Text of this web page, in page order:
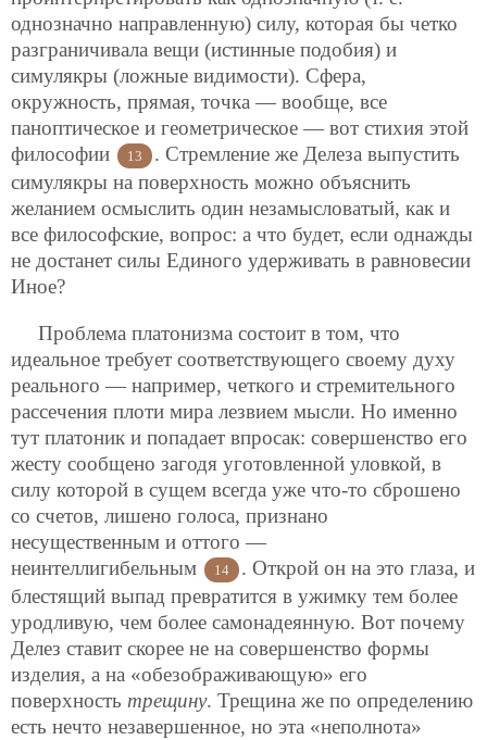
однозначно направленную) силу, которая бы четко
разграничивала вещи (истинные подобия) и
симулякры (ложные видимости). Сфера,
окружность, прямая, точка — вообще, все
паноптическое и геометрическое — вот стихия этой
философии
13
. Стремление же Делеза выпустить
симулякры на поверхность можно объяснить
желанием осмыслить один незамысловатый, как и
все философские, вопрос: а что будет, если однажды
не достанет силы Единого удерживать в равновесии
Иное?
Проблема платонизма состоит в том, что
идеальное требует соответствующего своему духу
реального — например, четкого и стремительного
рассечения плоти мира лезвием мысли. Но именно
тут платоник и попадает впросак: совершенство его
жесту сообщено загодя уготовленной уловкой, в
силу которой в сущем всегда уже что-то сброшено
со счетов, лишено голоса, признано
несущественным и оттого —
неинтеллигибельным
14
. Открой он на это глаза, и
блестящий выпад превратится в ужимку тем более
уродливую, чем более самонадеянную. Вот почему
Делез ставит скорее не на совершенство формы
изделия, а на «обезображивающую» его
поверхность трещину. Трещина же по определению
есть нечто незавершенное, но эта «неполнота»